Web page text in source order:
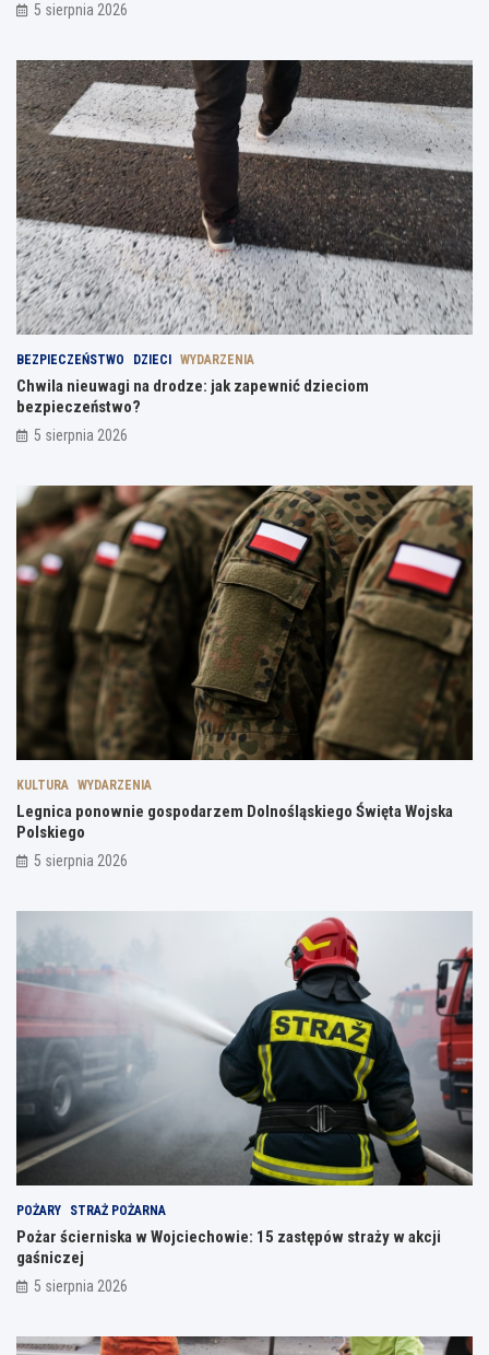
5 sierpnia 2026
BEZPIECZEŃSTWO DZIECI WYDARZENIA
Chwila nieuwagi na drodze: jak zapewnić dzieciom
bezpieczeństwo?
5 sierpnia 2026
KULTURA WYDARZENIA
Legnica ponownie gospodarzem Dolnośląskiego Święta Wojska
Polskiego
5 sierpnia 2026
POŻARY STRAŻ POŻARNA
Pożar ścierniska w Wojciechowie: 15 zastępów straży w akcji
gaśniczej
5 sierpnia 2026